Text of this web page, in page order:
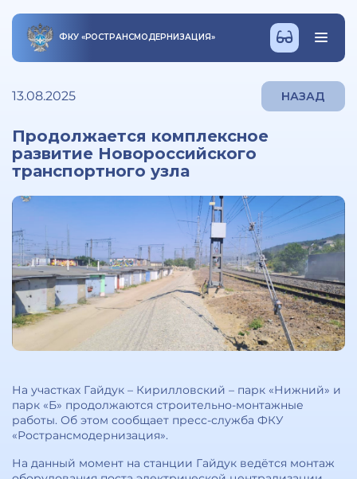
ФКУ «РОСТРАНСМОДЕРНИЗАЦИЯ»
13.08.2025 НАЗАД
Продолжается комплексное
развитие Новороссийского
транспортного узла
На участках Гайдук – Кирилловский – парк «Нижний» и
парк «Б» продолжаются строительно-монтажные
работы. Об этом сообщает пресс-служба ФКУ
«Ространсмодернизация».
На данный момент на станции Гайдук ведётся монтаж